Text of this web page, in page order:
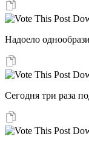
Надоело
Сегодня три раза